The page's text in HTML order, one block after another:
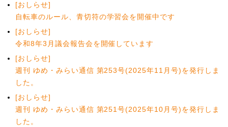
[おしらせ]
自転車のルール、青切符の学習会を開催中です
[おしらせ]
令和8年3月議会報告会を開催しています
[おしらせ]
週刊 ゆめ・みらい通信 第253号(2025年11月号)を発行しま
した。
[おしらせ]
週刊 ゆめ・みらい通信 第251号(2025年10月号)を発行しま
した。